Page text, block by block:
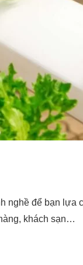
nghề để bạn
khách sạn…